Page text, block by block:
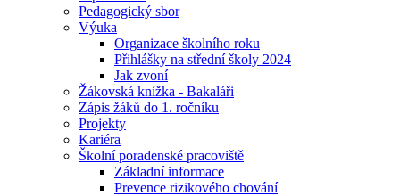
Pedagogický sbor
Výuka
Organizace školního roku
Přihlášky na střední školy 2024
Jak zvoní
Žákovská knížka - Bakaláři
Zápis žáků do 1. ročníku
Projekty
Kariéra
Školní poradenské pracoviště
Základní informace
Prevence rizikového chování